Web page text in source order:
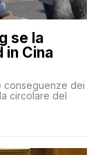
se la
in Cina
conseguenze dei
circolare del